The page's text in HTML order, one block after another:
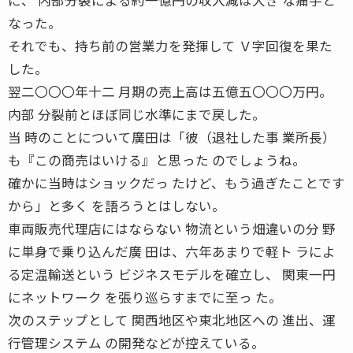
なった。
それでも、持ち前の営業力を発揮して Ｖ字回復を果た
した。
翌二〇〇〇年十二 月期の売上高は五億五〇〇〇万円。
内部 分裂前とほぼ同じ水準にまで戻した。
当 時のことについて廣田は「彼（退社した事 業所長）
も『この商売はいける』と思った のでしょうね。
確かに当時はショックだっ たけど、もう過ぎたことです
から」と多く を語ろうとはしない。
車両販売代理店にはならない 物流という畑違いの分 野
に単身で乗り込んだ廣 田は、六年あまりで軽ト ラによ
る定温輸送という ビジネスモデルを確立し、 関東一円
にネットワーク を張り巡らすまでに至っ た。
次のステップとして 関西地区や東北地区への 進出、運
行管理システム の開発などが控えている。